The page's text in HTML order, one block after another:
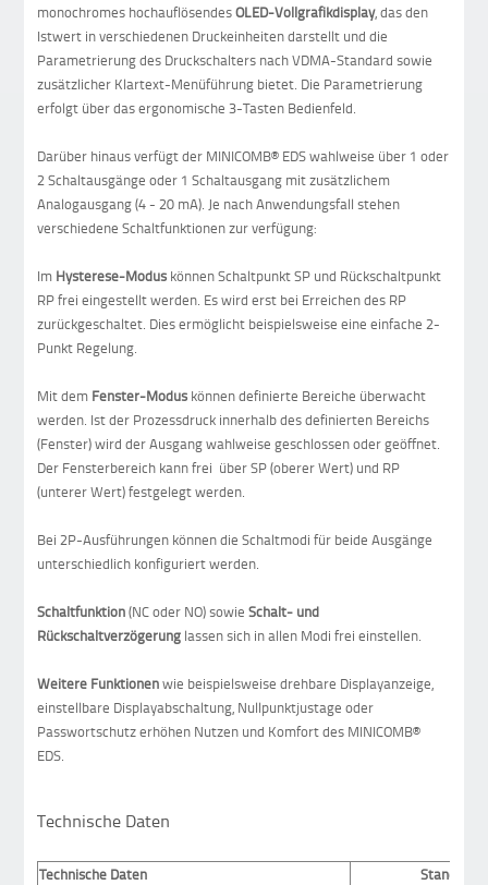
monochromes hochauflösendesOLED-Vollgrafikdisplay, das den
Istwert in verschiedenen Druckeinheiten darstellt und die
Parametrierung des Druckschalters nach VDMA-Standard sowie
zusätzlicher Klartext-Menüführung bietet. Die Parametrierung
erfolgt über das ergonomische 3-Tasten Bedienfeld.
Darüber hinaus verfügt der MINICOMB® EDS wahlweise über 1 oder
2 Schaltausgänge oder 1 Schaltausgang mit zusätzlichem
Analogausgang (4 - 20 mA). Je nach Anwendungsfall stehen
verschiedene Schaltfunktionen zur verfügung:
Im Hysterese-Modus können Schaltpunkt SP und Rückschaltpunkt
RP frei eingestellt werden. Es wird erst bei Erreichen des RP
zurückgeschaltet. Dies ermöglicht beispielsweise eine einfache 2-
Punkt Regelung.
Mit dem Fenster-Modus können definierte Bereiche überwacht
werden. Ist der Prozessdruck innerhalb des definierten Bereichs
(Fenster) wird der Ausgang wahlweise geschlossen oder geöffnet.
Der Fensterbereich kann frei über SP (oberer Wert) und RP
(unterer Wert) festgelegt werden.
Bei 2P-Ausführungen können die Schaltmodi für beide Ausgänge
unterschiedlich konfiguriert werden.
Schaltfunktion(NC oder NO) sowieSchalt- und
Rückschaltverzögerung lassen sich in allen Modi frei einstellen.
Weitere Funktionenwie beispielsweise drehbare Displayanzeige,
einstellbare Displayabschaltung, Nullpunktjustage oder
Passwortschutz erhöhen Nutzen und Komfort des MINICOMB®
EDS.
Technische Daten
Technische Daten